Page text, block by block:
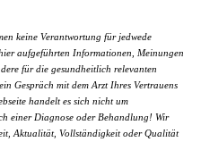
keine Verantwortung für jedwede
aufgeführten Informationen, Meinungen
für die gesundheitlich relevanten
Gespräch mit dem Arzt Ihres Vertrauens
handelt es sich nicht um
einer Diagnose oder Behandlung! Wir
Aktualität, Vollständigkeit oder Qualität